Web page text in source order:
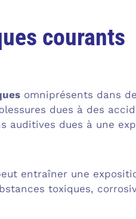
courants
omniprésents dans
dues à des
auditives dues à une
entraîner une
toxiques,